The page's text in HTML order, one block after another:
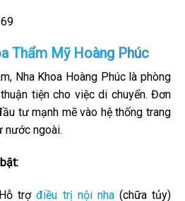
Thẩm Mỹ Hoàng Phúc
Nha Khoa Hoàng Phúc là phòng
tiện cho việc di chuyển. Đơn
tư mạnh mẽ vào hệ thống trang
nước ngoài.
Hỗ trợđiều trị nội nha(chữa tủy)